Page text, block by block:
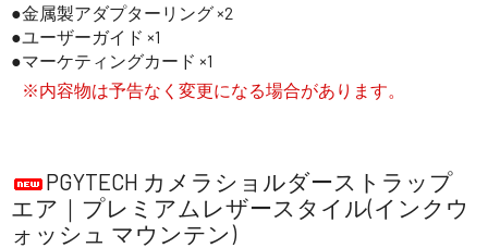
金属製アダプターリング ×2
ユーザーガイド ×1
マーケティングカード ×1
※内容物は予告なく変更になる場合があります。
PGYTECH カメラショルダーストラップ
エア｜プレミアムレザースタイル(インクウ
ォッシュ マウンテン)